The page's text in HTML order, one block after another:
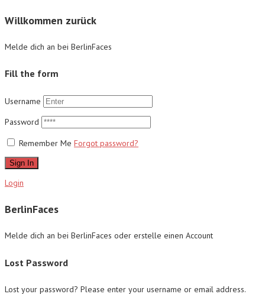
Willkommen zurück
Melde dich an bei BerlinFaces
Fill the form
Username
Password
Remember Me Forgot password?
Sign In
Login
BerlinFaces
Melde dich an bei BerlinFaces oder erstelle einen Account
Lost Password
Lost your password? Please enter your username or email address.